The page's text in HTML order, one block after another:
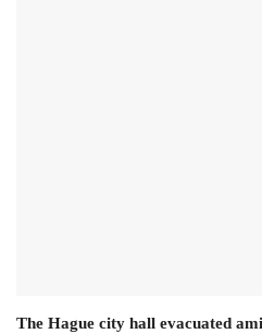
The Hague city hall evacuated